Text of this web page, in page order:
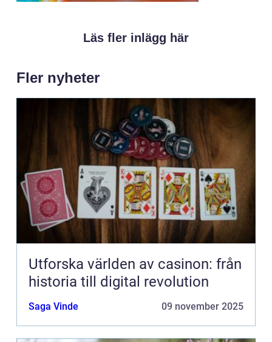
Läs fler inlägg här
Fler nyheter
Utforska världen av casinon: från
historia till digital revolution
Saga Vinde 09 november 2025